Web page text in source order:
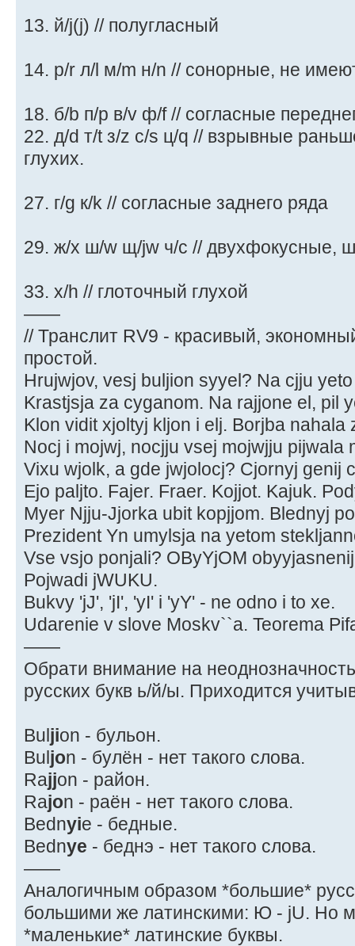
13. й/j(j) // полугласный
14. р/r л/l м/m н/n // сонорные, не
18. б/b п/p в/v ф/f // согласные
22. д/d т/t з/z с/s ц/q // взрывные
глухих.
27. г/g к/k // согласные заднего ряда
29. ж/x ш/w щ/jw ч/c // двухфокусные,
33. x/h // глоточный глухой
——
// Транслит RV9 - красивый,
простой.
Hrujwjov, vesj buljion syyel? Na cjju
Krastjsja za cyganom. Na rajjone el, pil
Klon vidit xjoltyj kljon i elj. Borjba nahala
Nocj i mojwj, nocjju vsej mojwjju pijwala
Vixu wjolk, a gde jwjolocj? Cjornyj genij
Ejo paljto. Fajer. Fraer. Kojjot. Kajuk.
Myer Njju-Jjorka ubit kopjjom. Blednyj
Prezident Yn umylsja na yetom
Vse vsjo ponjali? OByYjOM
Pojwadi jWUKU.
Bukvy 'jJ', 'jI', 'yI' i 'yY' - ne odno i to xe.
Udarenie v slove Moskv``a. Teorema
——
Обрати внимание на
русских букв ь/й/ы. Приходится
Buljion - бульон.
Buljon - булён - нет такого слова.
Rajjon - район.
Rajon - раён - нет такого слова.
Bednyie - бедные.
Bednye - беднэ - нет такого слова.
——
Аналогичным образом *большие*
большими же латинскими: Ю - jU. Но
*маленькие* латинские буквы.